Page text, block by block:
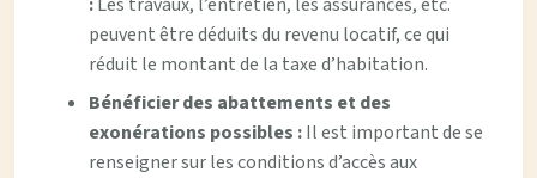
peuvent être déduits du revenu locatif, ce qui
réduit le montant de la taxe d’habitation.
Bénéficier des abattements et des
exonérations possibles :Il est important de se
renseigner sur les conditions d’accès aux